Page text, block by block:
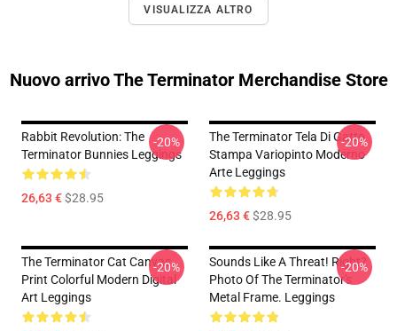
VISUALIZZA ALTRO
Nuovo arrivo The Terminator Merchandise Store
Rabbit Revolution: The
Terminator Bunnies Leggings
26,63 €$28.95
-20%
The Terminator Tela Di Gatto
Stampa Variopinto Moderno
Arte Leggings
26,63 €$28.95
-20%
The Terminator Cat Canvas
Print Colorful Modern Digital
Art Leggings
-20%
Sounds Like A Threat! Right?
Photo Of The Terminator's
Metal Frame. Leggings
-20%